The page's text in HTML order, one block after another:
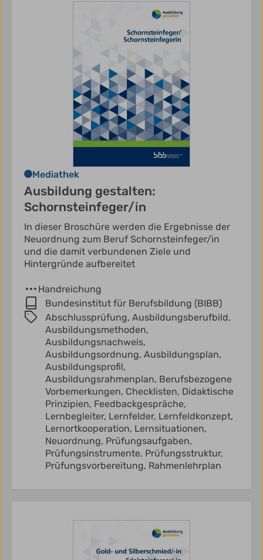
Mediathek
Ausbildung gestalten:
Schornsteinfeger/in
In dieser Broschüre werden die Ergebnisse der
Neuordnung zum Beruf Schornsteinfeger/in
und die damit verbundenen Ziele und
Hintergründe aufbereitet
Handreichung
Bundesinstitut für Berufsbildung (BIBB)
Abschlussprüfung, Ausbildungsberufbild,
Ausbildungsmethoden,
Ausbildungsnachweis,
Ausbildungsordnung, Ausbildungsplan,
Ausbildungsprofil,
Ausbildungsrahmenplan, Berufsbezogene
Vorbemerkungen, Checklisten, Didaktische
Prinzipien, Feedbackgespräche,
Lernbegleiter, Lernfelder, Lernfeldkonzept,
Lernortkooperation, Lernsituationen,
Neuordnung, Prüfungsaufgaben,
Prüfungsinstrumente, Prüfungsstruktur,
Prüfungsvorbereitung, Rahmenlehrplan